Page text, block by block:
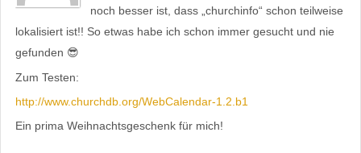
noch besser ist, dass „churchinfo“ schon teilweise
lokalisiert ist!! So etwas habe ich schon immer gesucht und nie
gefunden 😎
Zum Testen:
http://www.churchdb.org/WebCalendar-1.2.b1
Ein prima Weihnachtsgeschenk für mich!